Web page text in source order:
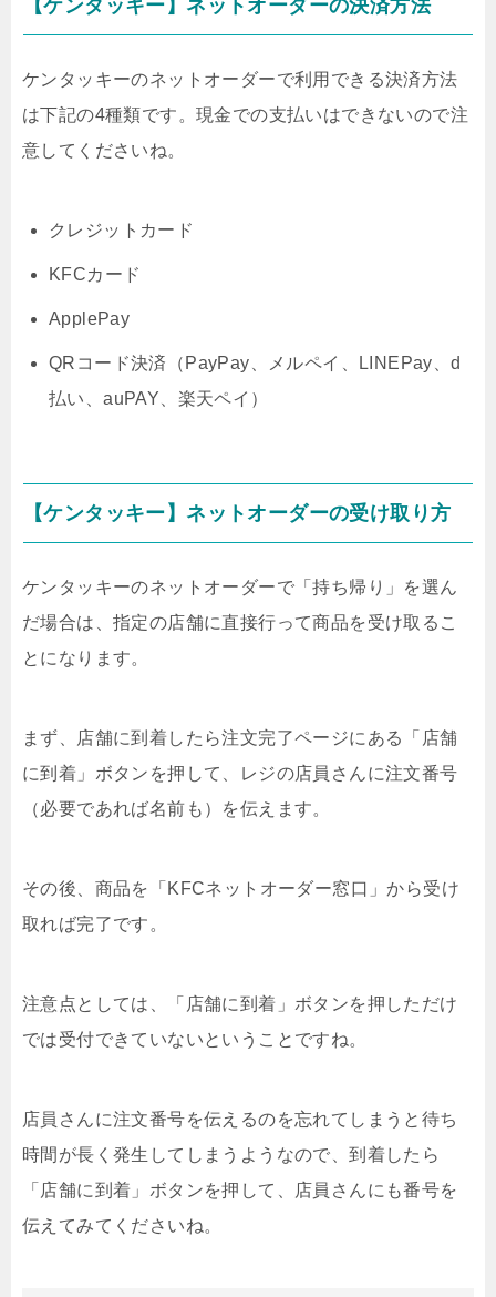
【ケンタッキー】ネットオーダーの決済方法
ケンタッキーのネットオーダーで利用できる決済方法
は下記の4種類です。現金での支払いはできないので注
意してくださいね。
クレジットカード
KFCカード
ApplePay
QRコード決済（PayPay、メルペイ、LINEPay、d
払い、auPAY、楽天ペイ）
【ケンタッキー】ネットオーダーの受け取り方
ケンタッキーのネットオーダーで「持ち帰り」を選ん
だ場合は、指定の店舗に直接行って商品を受け取るこ
とになります。
まず、店舗に到着したら注文完了ページにある「店舗
に到着」ボタンを押して、レジの店員さんに注文番号
（必要であれば名前も）を伝えます。
その後、商品を「 KFCネットオーダー窓口」から受け
取れば完了です。
注意点としては、「店舗に到着」ボタンを押しただけ
では受付できていないということですね。
店員さんに注文番号を伝えるのを忘れてしまうと待ち
時間が長く発生してしまうようなので、到着したら
「店舗に到着」ボタンを押して、店員さんにも番号を
伝えてみてくださいね。